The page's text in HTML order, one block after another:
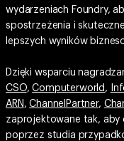
wydarzeniach Foundry,
spostrzeżenia i
lepszych wyników
Dzięki wsparciu
CSO,Computerworld ,
ARN ,ChannelPartner,
zaprojektowane tak,
poprzez studia